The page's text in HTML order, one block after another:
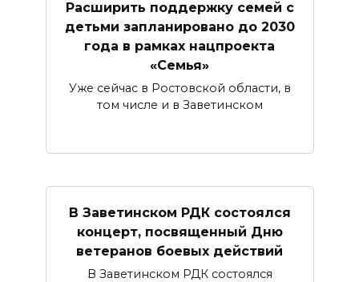
Расширить поддержку семей с
детьми запланировано до 2030
года в рамках нацпроекта
«Семья»
Уже сейчас в Ростовской области, в
том числе и в Заветинском
В Заветинском РДК состоялся
концерт, посвященный Дню
ветеранов боевых действий
В Заветинском РДК состоялся